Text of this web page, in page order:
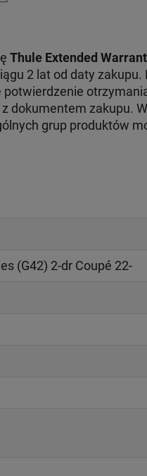
Thule Extended
2 lat od daty
dokumentem zakupu.
grup produktów
(G42) 2-dr Coupé 22-